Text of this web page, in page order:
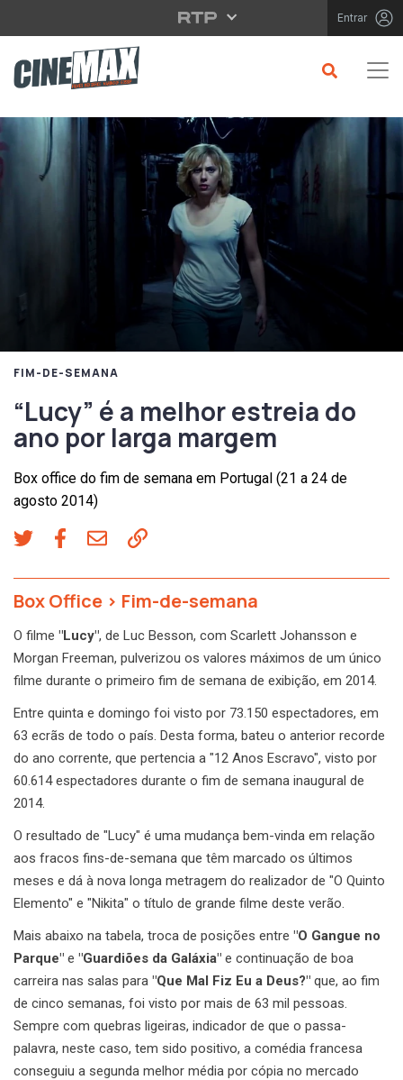
Saltar para o conteúdo principal Entrar
FIM-DE-SEMANA
“Lucy” é a melhor estreia do
ano por larga margem
Box office do fim de semana em Portugal (21 a 24 de
agosto 2014)
Box Office > Fim-de-semana
O filme "Lucy", de Luc Besson, com Scarlett Johansson e
Morgan Freeman, pulverizou os valores máximos de um único
filme durante o primeiro fim de semana de exibição, em 2014.
Entre quinta e domingo foi visto por 73.150 espectadores, em
63 ecrãs de todo o país. Desta forma, bateu o anterior recorde
do ano corrente, que pertencia a "12 Anos Escravo", visto por
60.614 espectadores durante o fim de semana inaugural de
2014.
O resultado de "Lucy" é uma mudança bem-vinda em relação
aos fracos fins-de-semana que têm marcado os últimos
meses e dá à nova longa metragem do realizador de "O Quinto
Elemento" e "Nikita" o título de grande filme deste verão.
Mais abaixo na tabela, troca de posições entre "O Gangue no
Parque" e "Guardiões da Galáxia" e continuação de boa
carreira nas salas para "Que Mal Fiz Eu a Deus?" que, ao fim
de cinco semanas, foi visto por mais de 63 mil pessoas.
Sempre com quebras ligeiras, indicador de que o passa-
palavra, neste caso, tem sido positivo, a comédia francesa
conseguiu a segunda melhor média por cópia no mercado